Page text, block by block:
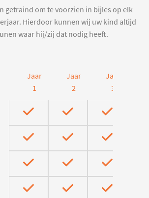
getraind om te voorzien in bijles op elk
Hierdoor kunnen wij uw kind altijd
waar hij/zij dat nodig heeft.
Jaar
1
Jaar
2
Jaar
3